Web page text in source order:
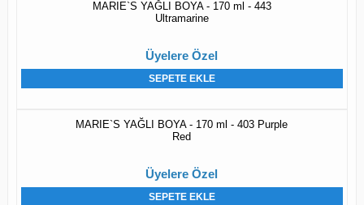
MARIE`S YAĞLI BOYA - 170 ml - 443
Ultramarine
Üyelere Özel
SEPETE EKLE
MARIE`S YAĞLI BOYA - 170 ml - 403 Purple
Red
Üyelere Özel
SEPETE EKLE